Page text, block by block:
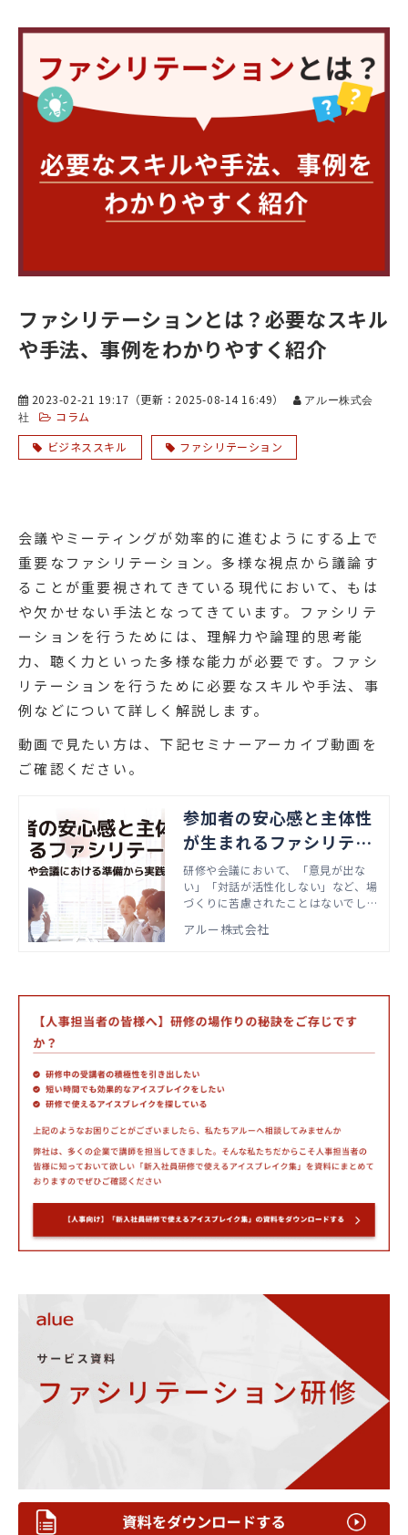
ファシリテーションとは？必要なスキル
や手法、事例をわかりやすく紹介
2023-02-21 19:17 （更新： 2025-08-14 16:49）
アルー株式会
社
コラム
ビジネススキル
ファシリテーション
会議やミーティングが効率的に進むようにする上で
重要なファシリテーション。多様な視点から議論す
ることが重要視されてきている現代において、もは
や欠かせない手法となってきています。ファシリテ
ーションを行うためには、理解力や論理的思考能
力、聴く力といった多様な能力が必要です。ファシ
リテーションを行うために必要なスキルや手法、事
例などについて詳しく解説します。
動画で見たい方は、下記セミナーアーカイブ動画を
ご確認ください。
参加者の安心感と主体性
が生まれるファシリテー
ション
研修や会議において、「意見が出な
い」「対話が活性化しない」など、場
づくりに苦慮されたことはないでしょ
その場に臨み、主体的に参加できるよ
介いたします。
アルー株式会社